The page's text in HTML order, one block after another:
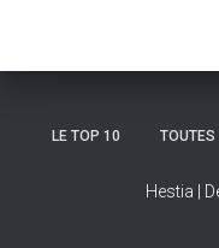
LE TOP 10 TOUTES
Hestia |